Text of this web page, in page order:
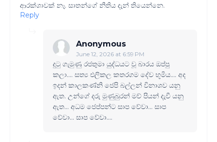
ආරක්ශාවක් නෑ. සාතන්ගේ නීතිය දැන් තියෙන්නෙ.
Reply
Anonymous
June 12, 2026 at 6:59 PM
දුටු ගැමුණු රජතුමා යුද්ධයට වූ බාරය ඔප්පු
කලා.... සත්‍ය එලිකල කතරගම දේව භූමිය.... අද
ඉදන් කාලකණ්නි ජෙපි බල්ලන් විනාශව යනු
ඇත. උන්ගේ දරු මුණුබුරන් මව් පියන් දැවී යනු
ඇත... අධම ජෙප්පන්ට සාප වේවා... සාප
වේවා... සාප වේවා....